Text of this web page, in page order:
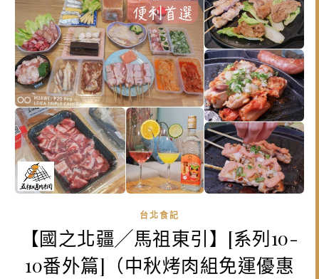
台北食記
【國之北疆╱馬祖東引】[系列10-
10番外篇]（中秋烤肉組免運優惠